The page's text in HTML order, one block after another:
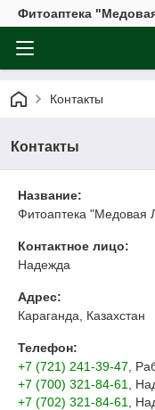
Фитоаптека
Контакты
Контакты
Название:
Фитоаптека
Контактное лицо:
Надежда
Адрес:
Караганда, Казахстан
Телефон:
+7 (721) 241-39-47 ,
+7 (700) 321-84-61
,
+7 (702) 321-84-61
,